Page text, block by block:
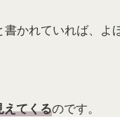
かれていれば、よ
えてくるのです。